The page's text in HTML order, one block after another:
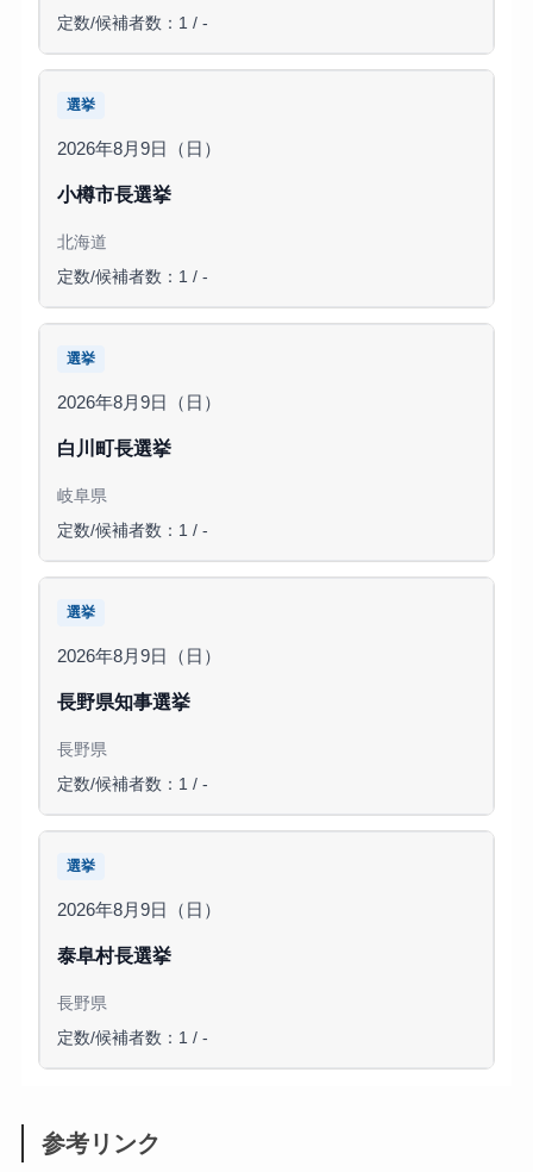
定数/候補者数：1 / -
選挙
2026年8月9日（日）
小樽市長選挙
北海道
定数/候補者数：1 / -
選挙
2026年8月9日（日）
白川町長選挙
岐阜県
定数/候補者数：1 / -
選挙
2026年8月9日（日）
長野県知事選挙
長野県
定数/候補者数：1 / -
選挙
2026年8月9日（日）
泰阜村長選挙
長野県
定数/候補者数：1 / -
参考リンク